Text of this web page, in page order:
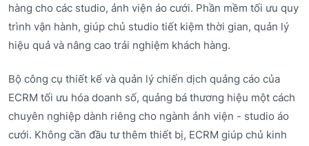
hàng cho các studio, ảnh viện áo cưới. Phần mềm tối ưu quy
trình vận hành, giúp chủ studio tiết kiệm thời gian, quản lý
hiệu quả và nâng cao trải nghiệm khách hàng.
Bộ công cụ thiết kế và quản lý chiến dịch quảng cáo của
ECRM tối ưu hóa doanh số, quảng bá thương hiệu một cách
chuyên nghiệp dành riêng cho ngành ảnh viện - studio áo
cưới. Không cần đầu tư thêm thiết bị, ECRM giúp chủ kinh